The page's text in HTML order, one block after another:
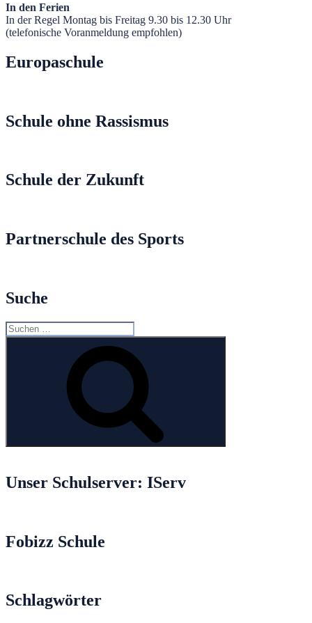
In den Ferien
In der Regel Montag bis Freitag 9.30 bis 12.30 Uhr
(telefonische Voranmeldung empfohlen)
Europaschule
Schule ohne Rassismus
Schule der Zukunft
Partnerschule des Sports
Suche
Suche
nach:
Unser Schulserver: IServ
Fobizz Schule
Schlagwörter